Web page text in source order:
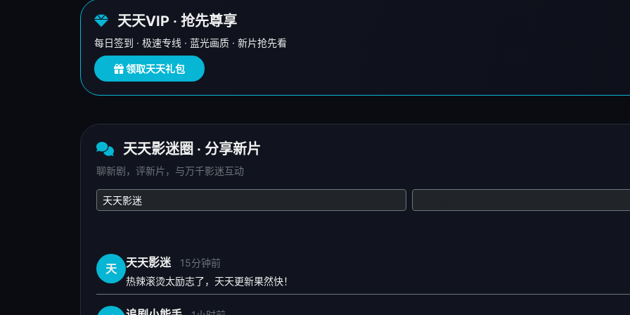
天天VIP · 抢先尊享
每日签到 · 极速专线 · 蓝光画质 · 新片抢先看
领取天天礼包
天天影迷圈 · 分享新片
聊新剧，评新片，与万千影迷互动
天 天天影迷
15分钟前
热辣滚烫太励志了，天天更新果然快！